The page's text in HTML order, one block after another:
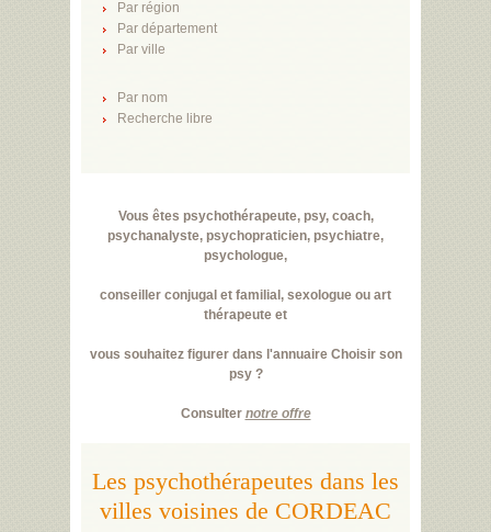
Par région
Par département
Par ville
Par nom
Recherche libre
Vous êtes psychothérapeute, psy, coach,
psychanalyste, psychopraticien, psychiatre,
psychologue,
conseiller conjugal et familial, sexologue ou art
thérapeute et
vous souhaitez figurer dans l'annuaire Choisir son
psy ?
Consulter notre offre
Les psychothérapeutes dans les
villes voisines de CORDEAC